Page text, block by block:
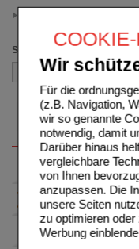
Wir
Für die
(z.B. Navigation,
wir so genannte
notwendig, damit
Darüber hinaus
vergleichbare
von Ihnen
anzupassen. Die
unsere Seiten
zu optimieren
Werbung
Sortieren nach